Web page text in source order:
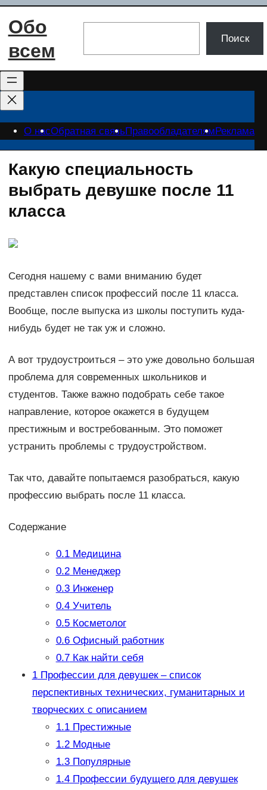
Перейти
Обо
всем
Поиск
О насОбратная связьПравообладателямРеклама
Какую специальность
выбрать девушке после 11
класса
Сегодня нашему с вами вниманию будет
представлен список профессий после 11 класса.
Вообще, после выпуска из школы поступить куда-
нибудь будет не так уж и сложно.
А вот трудоустроиться – это уже довольно большая
проблема для современных школьников и
студентов. Также важно подобрать себе такое
направление, которое окажется в будущем
престижным и востребованным. Это поможет
устранить проблемы с трудоустройством.
Так что, давайте попытаемся разобраться, какую
профессию выбрать после 11 класса.
Содержание
0.1Медицина
0.2Менеджер
0.3Инженер
0.4Учитель
0.5Косметолог
0.6Офисный работник
0.7Как найти себя
1Профессии для девушек – список
перспективных технических, гуманитарных и
творческих с описанием
1.1Престижные
1.2Модные
1.3Популярные
1.4Профессии будущего для девушек